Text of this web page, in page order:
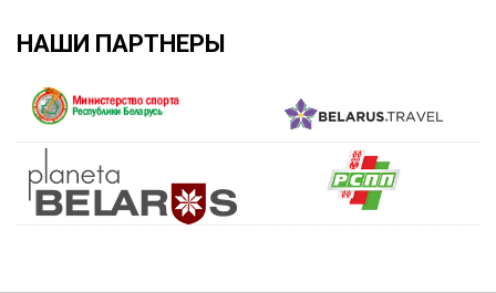
НАШИ ПАРТНЕРЫ